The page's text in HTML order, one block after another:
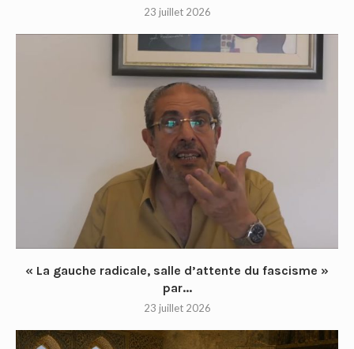
23 juillet 2026
« La gauche radicale, salle d’attente du fascisme »
par...
23 juillet 2026